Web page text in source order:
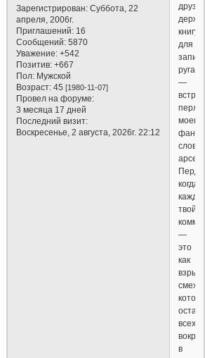
Зарегистрирован: Суббота, 22
апреля, 2006г.
Приглашений: 16
Сообщений: 5870
Уважение: +542
Позитив: +667
Пол: Мужской
Возраст: 45[1980-11-07]
Провел на форуме:
3 месяца 17 дней
Последний визит:
Воскресенье, 2 августа, 2026г. 22:12
книгу
для
—
перлы
моего
когда
твой
—
это
как
взрыв
смеха,
всех
вокруг
в